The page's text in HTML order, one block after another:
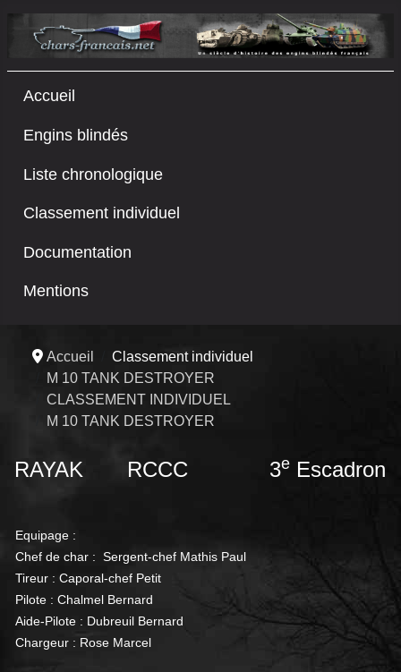
Accueil
Engins blindés
Liste chronologique
Classement individuel
Documentation
Mentions
Accueil
Classement individuel
M 10 TANK DESTROYER
CLASSEMENT INDIVIDUEL
M 10 TANK DESTROYER
RAYAK RCCC 3e Escadron
Equipage :
Chef de char : Sergent-chef Mathis Paul
Tireur : Caporal-chef Petit
Pilote : Chalmel Bernard
Aide-Pilote : Dubreuil Bernard
Chargeur : Rose Marcel